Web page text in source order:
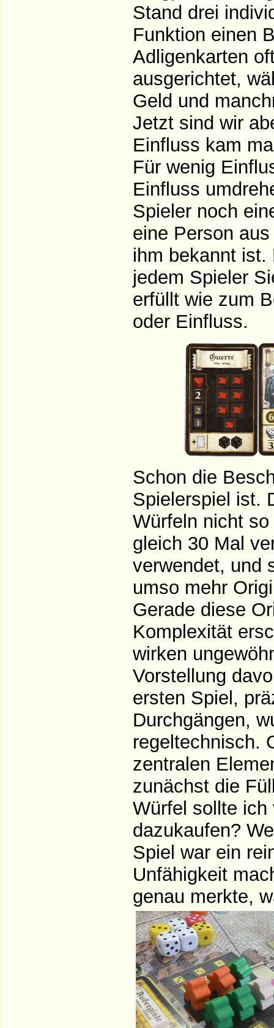
Stand drei
Funktion einen
Adligenkarten
ausgerichtet,
Geld und
Jetzt sind wir
Einfluss kam
Für wenig
Einfluss
Spieler noch
eine Person
ihm bekannt ist.
jedem Spieler
erfüllt wie zum
oder Einfluss.
Schon die
Spielerspiel ist.
Würfeln nicht
gleich 30 Mal
verwendet, und
umso mehr
Gerade diese
Komplexität
wirken
Vorstellung
ersten Spiel,
Durchgängen,
regeltechnisch.
zentralen
zunächst die
Würfel sollte ich
dazukaufen?
Spiel war ein
Unfähigkeit
genau merkte,